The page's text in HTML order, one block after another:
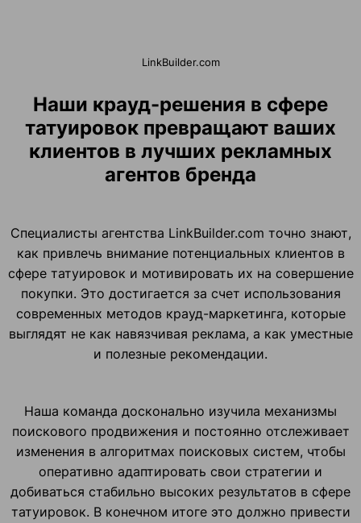
LinkBuilder.com
Наши крауд-решения в сфере
татуировок превращают ваших
клиентов в лучших рекламных
агентов бренда
Специалисты агентства LinkBuilder.com точно знают,
как привлечь внимание потенциальных клиентов в
сфере татуировок и мотивировать их на совершение
покупки. Это достигается за счет использования
современных методов крауд-маркетинга, которые
выглядят не как навязчивая реклама, а как уместные
и полезные рекомендации.
Наша команда досконально изучила механизмы
поискового продвижения и постоянно отслеживает
изменения в алгоритмах поисковых систем, чтобы
оперативно адаптировать свои стратегии и
добиваться стабильно высоких результатов в сфере
татуировок. В конечном итоге это должно привести